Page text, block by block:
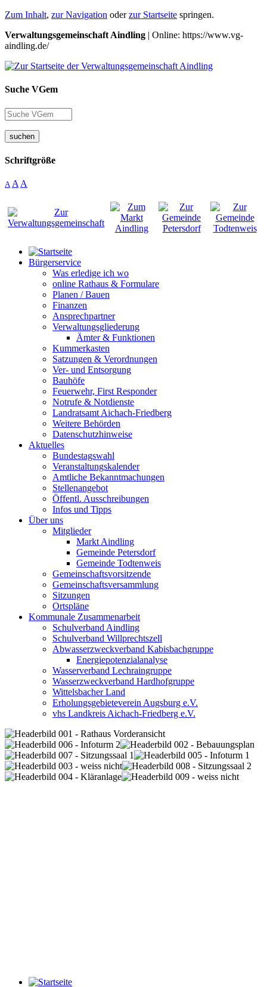
Zum Inhalt, zur Navigation oderzur Startseite springen.
Verwaltungsgemeinschaft Aindling | Online: https://www.vg-
aindling.de/
Suche VGem
suchen
Schriftgröße
A A A
Bürgerservice
Was erledige ich wo
online Rathaus & Formulare
Planen / Bauen
Finanzen
Ansprechpartner
Verwaltungsgliederung
Ämter & Funktionen
Kummerkasten
Satzungen & Verordnungen
Ver- und Entsorgung
Bauhöfe
Feuerwehr, First Responder
Notrufe & Notdienste
Landratsamt Aichach-Friedberg
Weitere Behörden
Datenschutzhinweise
Aktuelles
Bundestagswahl
Veranstaltungskalender
Amtliche Bekanntmachungen
Stellenangebot
Öffentl. Ausschreibungen
Infos und Tipps
Über uns
Mitglieder
Markt Aindling
Gemeinde Petersdorf
Gemeinde Todtenweis
Gemeinschaftsvorsitzende
Gemeinschaftsversammlung
Sitzungen
Ortspläne
Kommunale Zusammenarbeit
Schulverband Aindling
Schulverband Willprechtszell
Abwasserzweckverband Kabisbachgruppe
Energiepotenzialanalyse
Wasserverband Lechraingruppe
Wasserzweckverband Hardhofgruppe
Wittelsbacher Land
Erholungsgebieteverein Augsburg e.V.
vhs Landkreis Aichach-Friedberg e.V.